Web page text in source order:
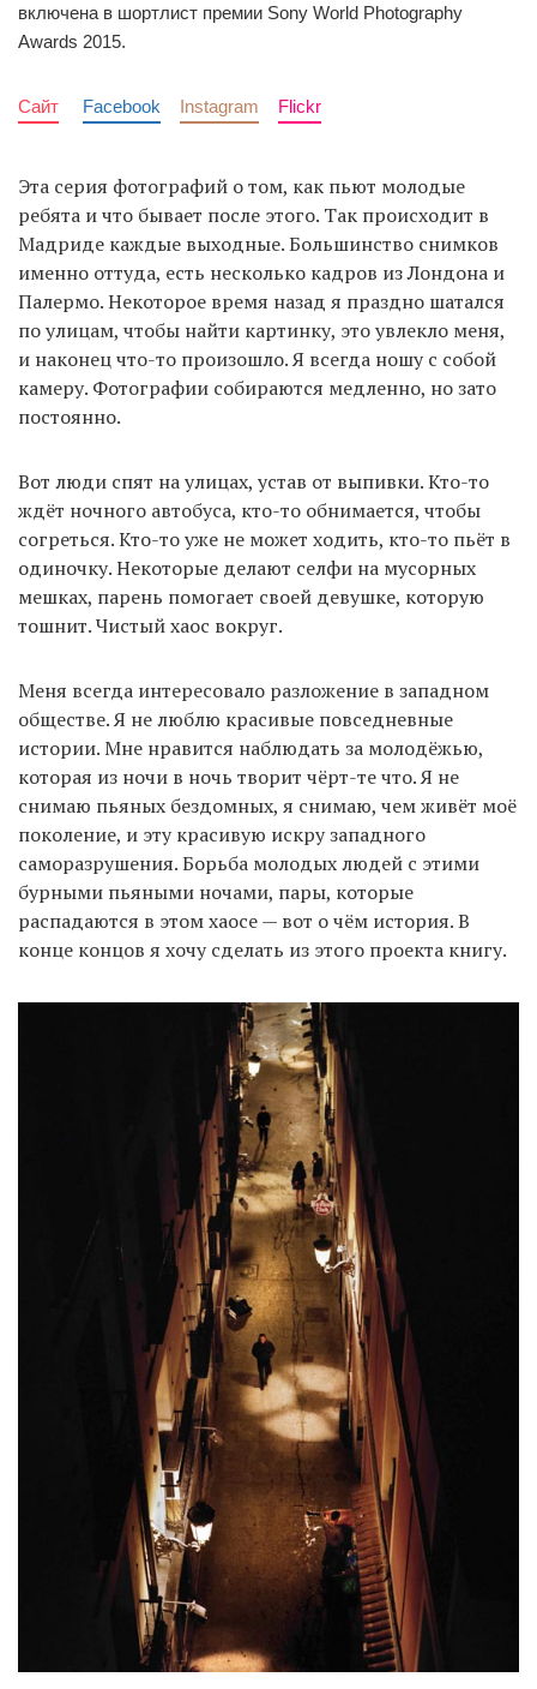
включена в шортлист премии Sony World Photography
Awards 2015.
Сайт Facebook Instagram Flickr
Эта серия фотографий о том, как пьют молодые
ребята и что бывает после этого. Так происходит в
Мадриде каждые выходные. Большинство снимков
именно оттуда, есть несколько кадров из Лондона и
Палермо. Некоторое время назад я праздно шатался
по улицам, чтобы найти картинку, это увлекло меня,
и наконец что-то произошло. Я всегда ношу с собой
камеру. Фотографии собираются медленно, но зато
постоянно.
Вот люди спят на улицах, устав от выпивки. Кто-то
ждёт ночного автобуса, кто-то обнимается, чтобы
согреться. Кто-то уже не может ходить, кто-то пьёт в
одиночку. Некоторые делают селфи на мусорных
мешках, парень помогает своей девушке, которую
тошнит. Чистый хаос вокруг.
Меня всегда интересовало разложение в западном
обществе. Я не люблю красивые повседневные
истории. Мне нравится наблюдать за молодёжью,
которая из ночи в ночь творит чёрт-те что. Я не
снимаю пьяных бездомных, я снимаю, чем живёт моё
поколение, и эту красивую искру западного
саморазрушения. Борьба молодых людей с этими
бурными пьяными ночами, пары, которые
распадаются в этом хаосе — вот о чём история. В
конце концов я хочу сделать из этого проекта книгу.